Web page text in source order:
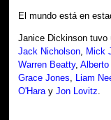
El mundo está en
Janice Dickinson tuvo
Jack Nicholson, Mick
Warren Beatty,
Grace Jones, Liam
O'HarayJon Lovitz.